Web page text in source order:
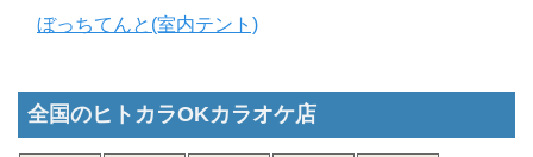
ぼっちてんと(室内テント)
全国のヒトカラOKカラオケ店